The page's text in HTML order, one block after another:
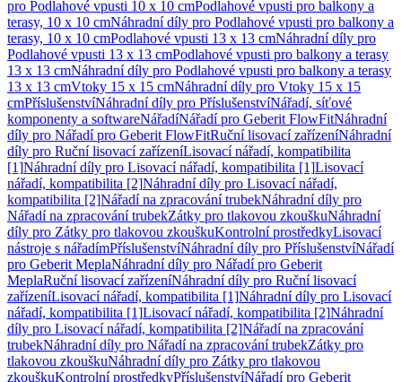
pro Podlahové vpusti 10 x 10 cmPodlahové vpusti pro balkony a
terasy, 10 x 10 cmNáhradní díly pro Podlahové vpusti pro balkony a
terasy, 10 x 10 cmPodlahové vpusti 13 x 13 cmNáhradní díly pro
Podlahové vpusti 13 x 13 cmPodlahové vpusti pro balkony a terasy
13 x 13 cmNáhradní díly pro Podlahové vpusti pro balkony a terasy
13 x 13 cmVtoky 15 x 15 cmNáhradní díly pro Vtoky 15 x 15
cmPříslušenstvíNáhradní díly pro PříslušenstvíNářadí, síťové
komponenty a softwareNářadíNářadí pro Geberit FlowFitNáhradní
díly pro Nářadí pro Geberit FlowFitRuční lisovací zařízeníNáhradní
díly pro Ruční lisovací zařízeníLisovací nářadí, kompatibilita
[1]Náhradní díly pro Lisovací nářadí, kompatibilita [1]Lisovací
nářadí, kompatibilita [2]Náhradní díly pro Lisovací nářadí,
kompatibilita [2]Nářadí na zpracování trubekNáhradní díly pro
Nářadí na zpracování trubekZátky pro tlakovou zkouškuNáhradní
díly pro Zátky pro tlakovou zkouškuKontrolní prostředkyLisovací
nástroje s nářadímPříslušenstvíNáhradní díly pro PříslušenstvíNářadí
pro Geberit MeplaNáhradní díly pro Nářadí pro Geberit
MeplaRuční lisovací zařízeníNáhradní díly pro Ruční lisovací
zařízeníLisovací nářadí, kompatibilita [1]Náhradní díly pro Lisovací
nářadí, kompatibilita [1]Lisovací nářadí, kompatibilita [2]Náhradní
díly pro Lisovací nářadí, kompatibilita [2]Nářadí na zpracování
trubekNáhradní díly pro Nářadí na zpracování trubekZátky pro
tlakovou zkouškuNáhradní díly pro Zátky pro tlakovou
zkouškuKontrolní prostředkyPříslušenstvíNářadí pro Geberit